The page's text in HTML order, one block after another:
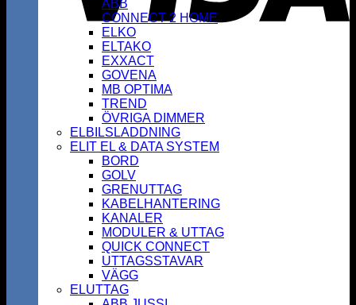
ABB
CONNECT 2 HOME
ELKO
ELTAKO
EXXACT
GOVENA
MB OPTIMA
TREND
ÖVRIGA DIMMER
ELBILSLADDNING
ELIT EL & DATA SYSTEM
BORD
GOLV
GRENUTTAG
KABELHANTERING
KANALER
MODULER & UTTAG
QUICK CONNECT
UTTAGSSTAVAR
VÄGG
ELUTTAG